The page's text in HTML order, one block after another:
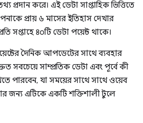
প্রদান করে। এই ডেটা সাপ্তাহিক ভিত্তিতে
প্রায় ৬ মাসের ইতিহাস দেখার
সপ্তাহে ৪০টি ডেটা পয়েন্ট থাকে।
দৈনিক আপডেটের সাথে ব্যবহার
সবচেয়ে সাম্প্রতিক ডেটা এবং পূর্বে কী
পারবেন, যা সময়ের সাথে সাথে ওয়েব
জন্য এটিকে একটি শক্তিশালী টুলে